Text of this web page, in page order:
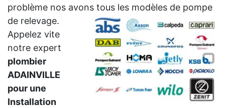
problème nos avons tous les modèles de pompe
de relevage.
Appelez vite
notre expert
plombier
ADAINVILLE
pour une
Installation